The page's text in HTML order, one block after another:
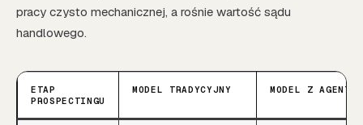
pracy czysto mechanicznej, a rośnie wartość sądu
handlowego.
ETAP
PROSPECTINGU
MODEL TRADYCYJNY MODEL Z AGENTEM